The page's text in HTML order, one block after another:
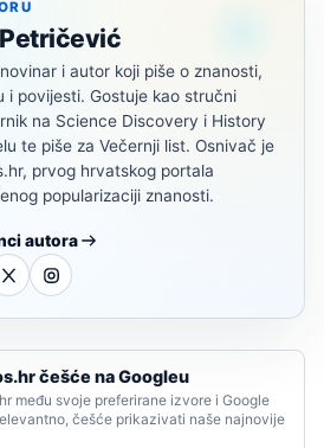
i autor koji piše o znanosti,
i povijesti. Gostuje kao stručni
na Science Discovery i History
te piše za Večernji list. Osnivač je
prvog hrvatskog portala
popularizaciji znanosti.
autora
češće na Googleu
među svoje preferirane izvore i Google
češće prikazivati naše najnovije